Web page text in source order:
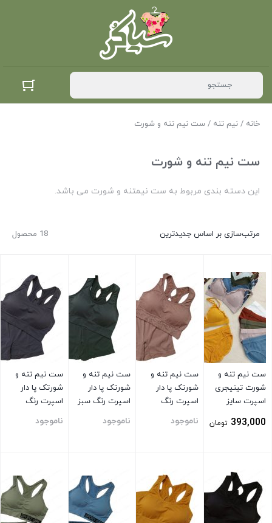
خانه / نیم تنه / ست نیم تنه و شورت
ست نیم تنه و شورت
این دسته بندی مربوط به ست نیمتنه و شورت می باشد.
18 محصول مرتب‌سازی بر اساس جدیدترین
ست نیم تنه و
شورت تینیجری
اسپرت سایز
393,000 تومان
ست نیم تنه و
شورتک پا دار
اسپرت رنگ
ناموجود
ست نیم تنه و
شورتک پا دار
اسپرت رنگ سبز
ناموجود
ست نیم تنه و
شورتک پا دار
اسپرت رنگ
ناموجود